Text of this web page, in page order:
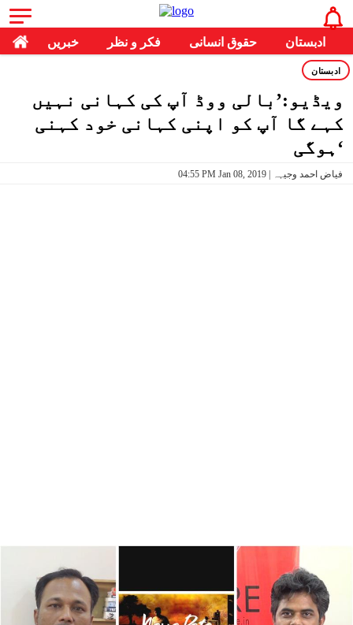
خبریں فکر و نظر حقوق انسانی ادبستان
ادبستان
ویڈیو:’بالی ووڈ آپ کی کہانی نہیں
کہے گا آپ کو اپنی کہانی خود کہنی
ہوگی‘
04:55 PM Jan 08, 2019 | فیاض احمد وجیہہ